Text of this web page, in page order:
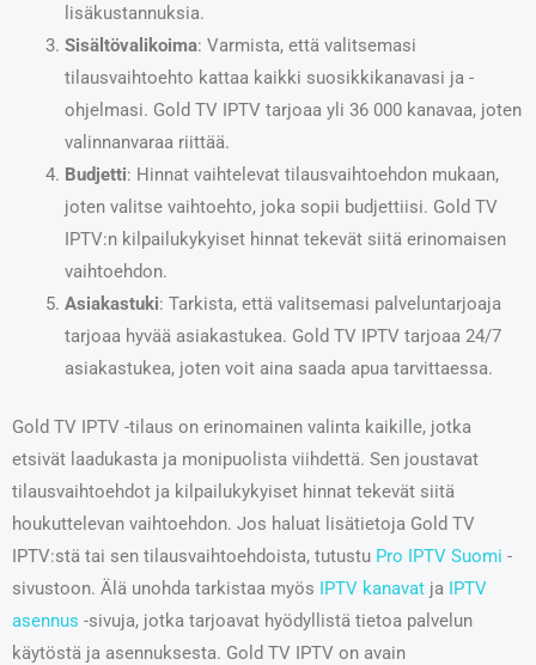
lisäkustannuksia.
Sisältövalikoima: Varmista, että valitsemasi
tilausvaihtoehto kattaa kaikki suosikkikanavasi ja -
ohjelmasi. Gold TV IPTV tarjoaa yli 36 000 kanavaa, joten
valinnanvaraa riittää.
Budjetti: Hinnat vaihtelevat tilausvaihtoehdon mukaan,
joten valitse vaihtoehto, joka sopii budjettiisi. Gold TV
IPTV:n kilpailukykyiset hinnat tekevät siitä erinomaisen
vaihtoehdon.
Asiakastuki: Tarkista, että valitsemasi palveluntarjoaja
tarjoaa hyvää asiakastukea. Gold TV IPTV tarjoaa 24/7
asiakastukea, joten voit aina saada apua tarvittaessa.
Gold TV IPTV -tilaus on erinomainen valinta kaikille, jotka
etsivät laadukasta ja monipuolista viihdettä. Sen joustavat
tilausvaihtoehdot ja kilpailukykyiset hinnat tekevät siitä
houkuttelevan vaihtoehdon. Jos haluat lisätietoja Gold TV
IPTV:stä tai sen tilausvaihtoehdoista, tutustu Pro IPTV Suomi -
sivustoon. Älä unohda tarkistaa myös IPTV kanavat ja IPTV
asennus -sivuja, jotka tarjoavat hyödyllistä tietoa palvelun
käytöstä ja asennuksesta. Gold TV IPTV on avain